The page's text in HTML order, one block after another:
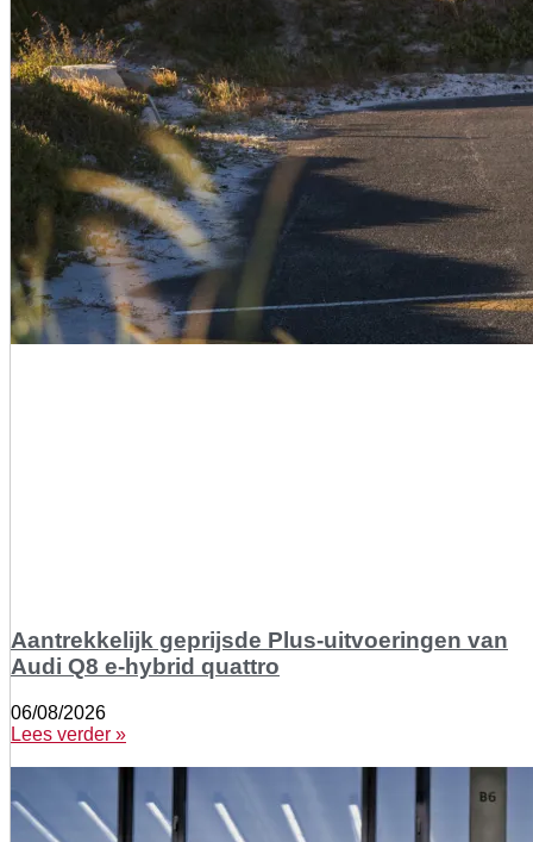
Aantrekkelijk geprijsde Plus-uitvoeringen van
Audi Q8 e-hybrid quattro
06/08/2026
Lees verder »